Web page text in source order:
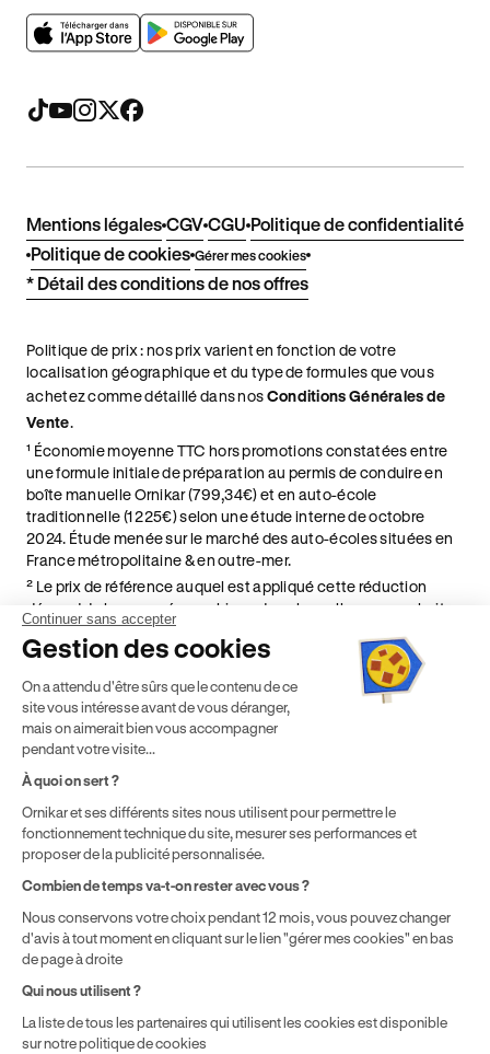
Mentions légales CGV CGU Politique de confidentialité
Politique de cookies Gérer mes cookies
* Détail des conditions de nos offres
Politique de prix : nos prix varient en fonction de votre
localisation géographique et du type de formules que vous
achetez comme détaillé dans nosConditions Générales de
Vente.
¹ Économie moyenne TTC hors promotions constatées entre
une formule initiale de préparation au permis de conduire en
boîte manuelle Ornikar (799,34€) et en auto-école
traditionnelle (1 225€) selon une étude interne de octobre
2024. Étude menée sur le marché des auto-écoles situées en
France métropolitaine & en outre-mer.
² Le prix de référence auquel est appliqué cette réduction
dépend de la zone géographique dans laquelle vous souhaitez
effectuer vos heures de conduite conformément à l'Article 6
de nos Conditions Générales de Vente
⁵ Montant du financement CPF variable selon les droits acquis
par chaque bénéficiaire. Exemple donné pour un titulaire
disposant de 500 € de droits CPF. Le reste à charge dépend du
solde disponible sur le Compte Personnel de Formation et du
Continuer sans accepter
Gestion des cookies
On a attendu d'être sûrs que le contenu de ce
site vous intéresse avant de vous déranger,
mais on aimerait bien vous accompagner
pendant votre visite...
À quoi on sert ?
Ornikar et ses différents sites nous utilisent pour permettre le
fonctionnement technique du site, mesurer ses performances et
proposer de la publicité personnalisée.
Combien de temps va-t-on rester avec vous ?
Nous conservons votre choix pendant 12 mois, vous pouvez changer
d'avis à tout moment en cliquant sur le lien "gérer mes cookies" en bas
de page à droite
Qui nous utilisent ?
La liste de tous les partenaires qui utilisent les cookies est disponible
sur notre politique de cookies